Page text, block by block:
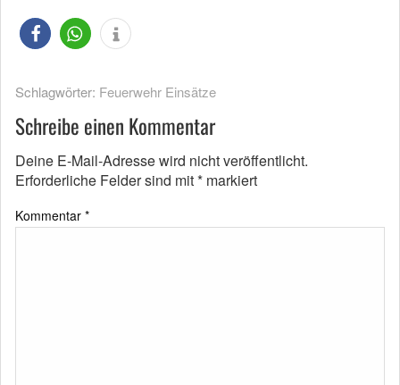
Schlagwörter: Feuerwehr Einsätze
Schreibe einen Kommentar
Deine E-Mail-Adresse wird nicht veröffentlicht.
Erforderliche Felder sind mit* markiert
Kommentar *